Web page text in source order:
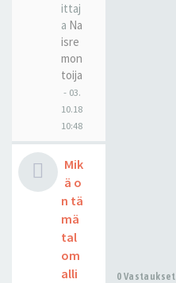
ittaj
a Na
isre
mon
toija
- 03.
10.18
10:48
Mik
ä o
n tä
mä
tal
om
alli
0 Vastaukset